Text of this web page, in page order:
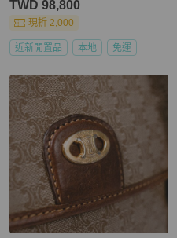
TWD 98,800
現折 2,000
近新閒置品 本地 免運